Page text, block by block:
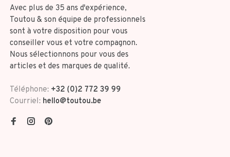
Avec plus de 35 ans d'expérience,
Toutou & son équipe de professionnels
sont à votre disposition pour vous
conseiller vous et votre compagnon.
Nous sélectionnons pour vous des
articles et des marques de qualité.
Téléphone: +32 (0)2 772 39 99
Courriel: hello@toutou.be